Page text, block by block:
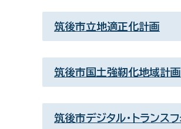
筑後市立地適正化計画
筑後市国土強靭化地域計画
筑後市デジタル・トランス